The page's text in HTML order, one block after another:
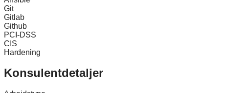
Git
Gitlab
Github
PCI-DSS
CIS
Hardening
Konsulentdetaljer